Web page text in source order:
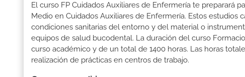
El curso FP Cuidados Auxiliares de Enfermería te preparará
Medio en Cuidados Auxiliares de Enfermería. Estos
condiciones sanitarias del entorno y del material o
equipos de salud bucodental. La duración del curso
curso académico y de un total de 1400 horas. Las horas
realización de prácticas en centros de trabajo.